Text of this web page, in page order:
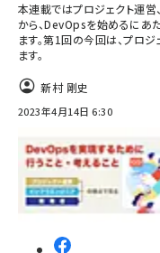
本連載ではプロジェクト運営
から、DevOpsを始めるにあ
ます。第1回の今回は、プロ
ます。
新村 剛史
2023年4月14日 6:30